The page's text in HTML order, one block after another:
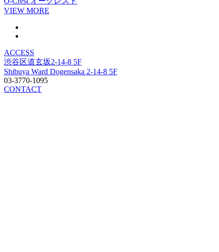
VIEW MORE
ACCESS
渋谷区道玄坂2-14-8 5F
Shibuya Ward Dogensaka 2-14-8 5F
03-3770-1095
CONTACT